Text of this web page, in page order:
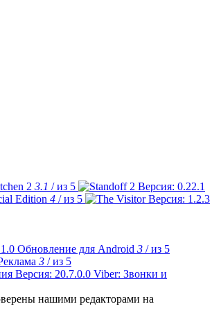
2 3.1 / из 5
Edition 4 / из 5
Обновление для Android 3 / из 5
3 / из 5
Viber: Звонки и
нашими редакторами на